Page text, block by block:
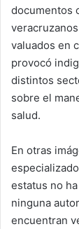
documentos
valuados en
provocó
distintos
sobre el
salud.
En otras
estatus no
ninguna
encuentran